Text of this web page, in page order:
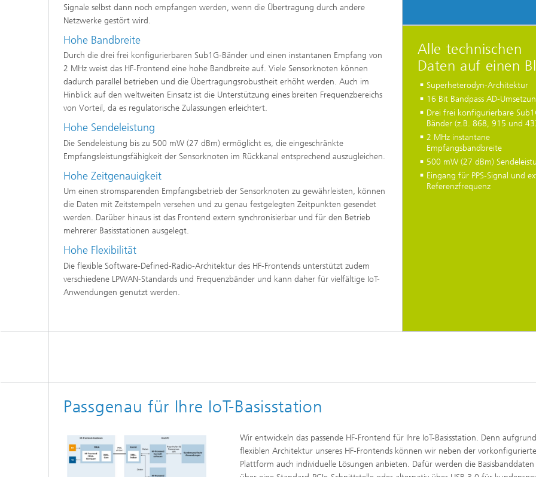
Signale selbst dann noch empfangen werden, wenn die Übertragung durch andere
Netzwerke gestört wird.
Hohe Bandbreite
Durch die drei frei konfigurierbaren Sub1G-Bänder und einen instantanen Empfang von
2 MHz weist das HF-Frontend eine hohe Bandbreite auf. Viele Sensorknoten können
dadurch parallel betrieben und die Übertragungsrobustheit erhöht werden. Auch im
Hinblick auf den weltweiten Einsatz ist die Unterstützung eines breiten Frequenzbereichs
von Vorteil, da es regulatorische Zulassungen erleichtert.
Hohe Sendeleistung
Die Sendeleistung bis zu 500 mW (27 dBm) ermöglicht es, die eingeschränkte
Empfangsleistungsfähigkeit der Sensorknoten im Rückkanal entsprechend auszugleichen.
Hohe Zeitgenauigkeit
Um einen stromsparenden Empfangsbetrieb der Sensorknoten zu gewährleisten, können
die Daten mit Zeitstempeln versehen und zu genau festgelegten Zeitpunkten gesendet
werden. Darüber hinaus ist das Frontend extern synchronisierbar und für den Betrieb
mehrerer Basisstationen ausgelegt.
Hohe Flexibilität
Die flexible Software-Defined-Radio-Architektur des HF-Frontends unterstützt zudem
verschiedene LPWAN-Standards und Frequenzbänder und kann daher für vielfältige IoT-
Anwendungen genutzt werden.
Alle technischen
Daten auf einen
Superheterodyn-Architektur
16 Bit Bandpass AD-
Drei frei konfigurierbare
Bänder (z.B. 868, 915 und
2 MHz instantane
Empfangsbandbreite
500 mW (27 dBm)
Eingang für PPS-Signal und
Referenzfrequenz
Passgenau für Ihre IoT-Basisstation
Wir entwickeln das passende HF-Frontend für Ihre IoT-Basisstation. Denn
flexiblen Architektur unseres HF-Frontends können wir neben der
Plattform auch individuelle Lösungen anbieten. Dafür werden die Basisbanddaten